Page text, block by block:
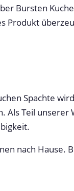
Bursten
Produkt
Spachte
Teil unserer
nach Hause.